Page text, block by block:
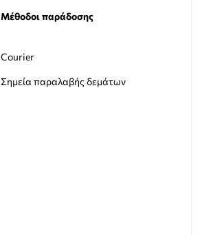
Μέθοδοι παράδοσης
Courier
Σημεία παραλαβής δεμάτων